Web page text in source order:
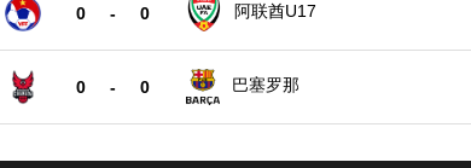
0 - 0 阿联酋U17
0 - 0 巴塞罗那